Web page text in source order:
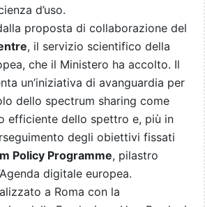
d’uso.
proposta di collaborazione del
, il servizio scientifico della
che il Ministero ha accolto. Il
un’iniziativa di avanguardia per
dello spectrum sharing come
efficiente dello spettro e, più in
degli obiettivi fissati
Policy Programme, pilastro
digitale europea.
a Roma con la